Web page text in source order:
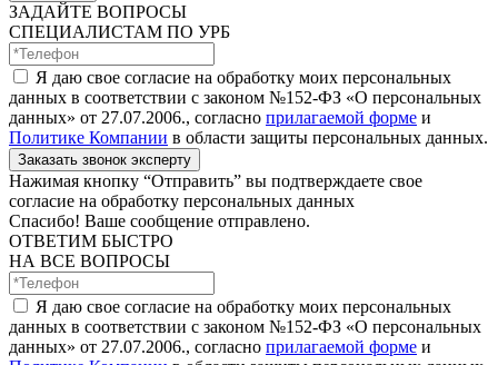
ЗАДАЙТЕ ВОПРОСЫ
СПЕЦИАЛИСТАМ ПО УРБ
Я даю свое согласие на обработку моих персональных
данных в соответствии с законом №152-ФЗ «О персональных
данных» от 27.07.2006., согласно прилагаемой форме и
Политике Компании в области защиты персональных данных.
Заказать звонок эксперту
Нажимая кнопку “Отправить” вы подтверждаете свое
согласие на обработку персональных данных
Спасибо! Ваше сообщение отправлено.
ОТВЕТИМ БЫСТРО
НА ВСЕ ВОПРОСЫ
Я даю свое согласие на обработку моих персональных
данных в соответствии с законом №152-ФЗ «О персональных
данных» от 27.07.2006., согласно прилагаемой форме и